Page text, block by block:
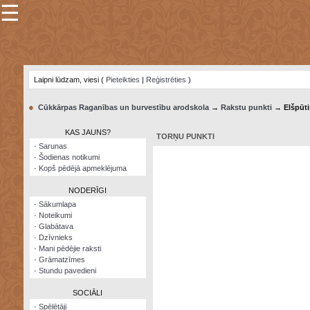
×
Šodienas
Visatcera
almanahs
☰
Laipni lūdzam, viesi ( Pieteikties | Reģistrēties )
● Cūkkārpas Raganības un burvestību arodskola→ Rakstu punkti→
KAS JAUNS?
· Sarunas
· Šodienas notikumi
· Kopš pēdējā apmeklējuma
NODERĪGI
· Sākumlapa
· Noteikumi
· Glabātava
· Dzīvnieks
· Mani pēdējie raksti
· Grāmatzīmes
· Stundu pavedieni
SOCIĀLI
· Spēlētāji
TORŅU PUNKTI